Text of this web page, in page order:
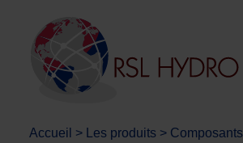
Accueil > Les produits >